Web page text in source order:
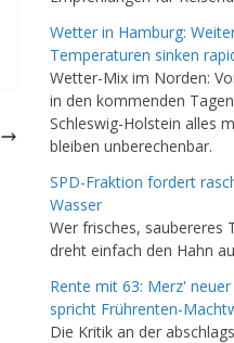
Wetter in Hamburg:
Temperaturen sinken
Wetter-Mix im Norden:
in den kommenden
Schleswig-Holstein alles
bleiben unberechenbar.
SPD-Fraktion fordert
Wasser
Wer frisches, saubereres
dreht einfach den Hahn
Rente mit 63: Merz'
spricht Frührenten-
Die Kritik an der